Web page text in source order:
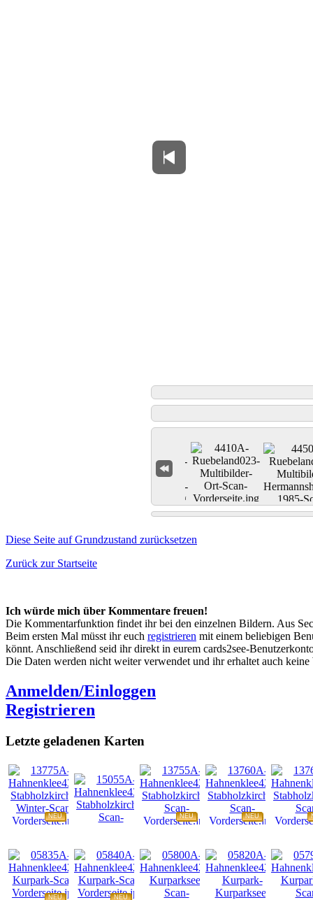
Diese Seite auf Grundzustand zurücksetzen
Zurück zur Startseite
Ich würde mich über Kommentare freuen!
Die Kommentarfunktion findet ihr bei den einzelnen Bildern. Aus
Beim ersten Mal müsst ihr euch registrieren mit einem beliebigen
könnt. Anschließend seid ihr direkt in eurem cards2see-
Die Daten werden nicht weiter verwendet und ihr erhaltet auch
Anmelden/Einloggen
Registrieren
Letzte geladenen Karten
NEU NEU NEU
NEU NEU